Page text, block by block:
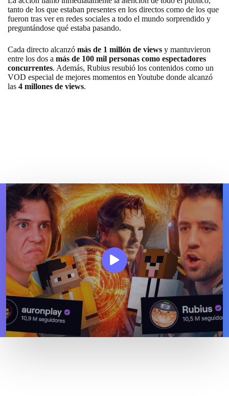
tanto de los que estaban presentes en los directos como de los que
fueron tras ver en redes sociales a todo el mundo sorprendido y
preguntándose qué estaba pasando.
Cada directo alcanzó más de 1 millón de views y mantuvieron
entre los dos a más de 100 mil personas como espectadores
concurrentes. Además, Rubius resubió los contenidos como un
VOD especial de mejores momentos en Youtube donde alcanzó
las 4 millones de views.